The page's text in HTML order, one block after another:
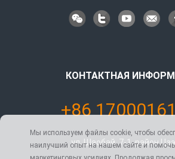
КОНТАКТНАЯ
+86
ул. Шаобай, 7-1, район
Мы используем файлы cookie, чтобы
наилучший опыт на нашем сайте и